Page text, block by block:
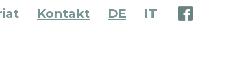
Kontakt DE IT